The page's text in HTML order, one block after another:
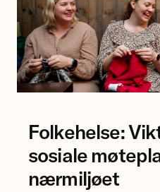
Folkehelse:
sosiale
nærmiljøet